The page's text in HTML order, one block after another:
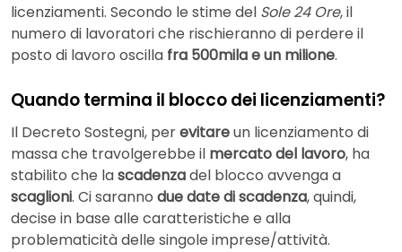
licenziamenti. Secondo le stime del Sole 24 Ore, il
numero di lavoratori che rischieranno di perdere il
posto di lavoro oscilla fra 500mila e un milione.
Quando termina il blocco dei licenziamenti?
Il Decreto Sostegni, perevitareun licenziamento di
massa che travolgerebbe il mercato del lavoro, ha
stabilito che lascadenzadel blocco avvenga a
scaglioni. Ci saranno due date di scadenza, quindi,
decise in base alle caratteristiche e alla
problematicità delle singole imprese/attività.